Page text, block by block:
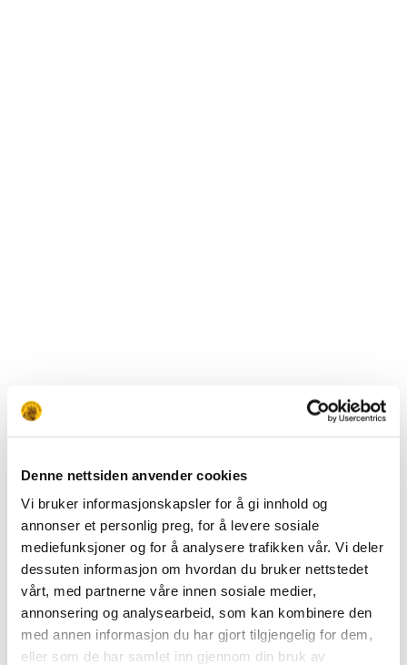
Denne nettsiden anvender cookies
Vi bruker informasjonskapsler for å gi innhold og
annonser et personlig preg, for å levere sosiale
mediefunksjoner og for å analysere trafikken vår. Vi deler
dessuten informasjon om hvordan du bruker nettstedet
vårt, med partnerne våre innen sosiale medier,
annonsering og analysearbeid, som kan kombinere den
med annen informasjon du har gjort tilgjengelig for dem,
eller som de har samlet inn gjennom din bruk av